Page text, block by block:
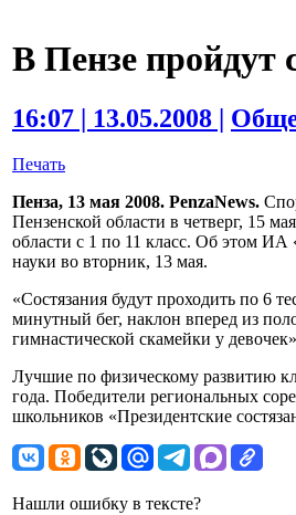
В Пензе пройдут
16:07 | 13.05.2008 |
Печать
Пенза, 13 мая 2008. PenzaNews.
Пензенской области в четверг, 15
области с 1 по 11 класс. Об этом ИА
науки во вторник, 13 мая.
«Состязания будут проходить по 6
минутный бег, наклон вперед из
гимнастической скамейки у
Лучшие по физическому развитию
года. Победители региональных
школьников «Президентские
Нашли ошибку в тексте?